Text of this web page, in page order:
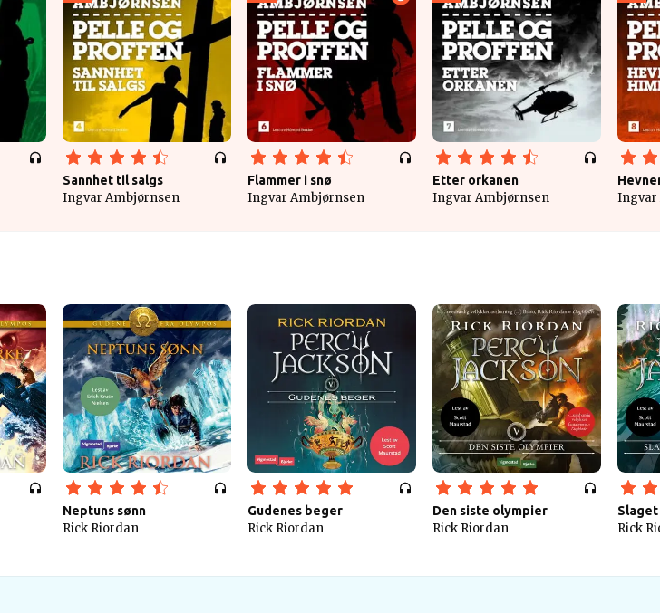
Sannhet til salgs
Ingvar Ambjørnsen
Flammer i snø
Ingvar Ambjørnsen
Etter orkanen
Ingvar Ambjørnsen Ingvar
Neptuns sønn
Rick Riordan
Gudenes beger
Rick Riordan
Den siste olympier
Rick Riordan Rick